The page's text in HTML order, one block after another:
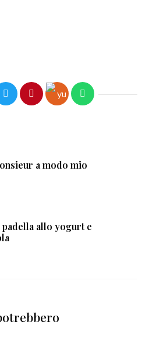
a modo mio
padella allo yogurt e